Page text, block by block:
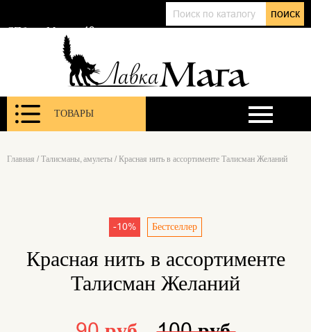
поиск
СПб, ул. Марата 12
ТОВАРЫ
Главная / Талисманы, амулеты / Красная нить в ассортименте Талисман Желаний
-10% Бестселлер
Красная нить в ассортименте
Талисман Желаний